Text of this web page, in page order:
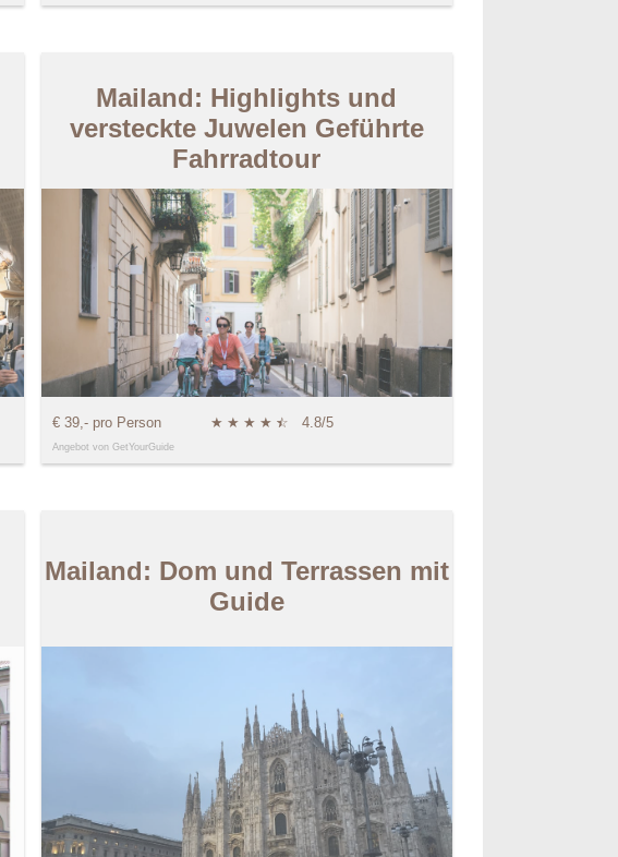
Mailand: Highlights und
versteckte Juwelen Geführte
Fahrradtour
€ 39,- pro Person ★ ★ ★ ★ ★
☆ 4.8/5
Angebot von GetYourGuide
Mailand: Dom und Terrassen mit
Guide